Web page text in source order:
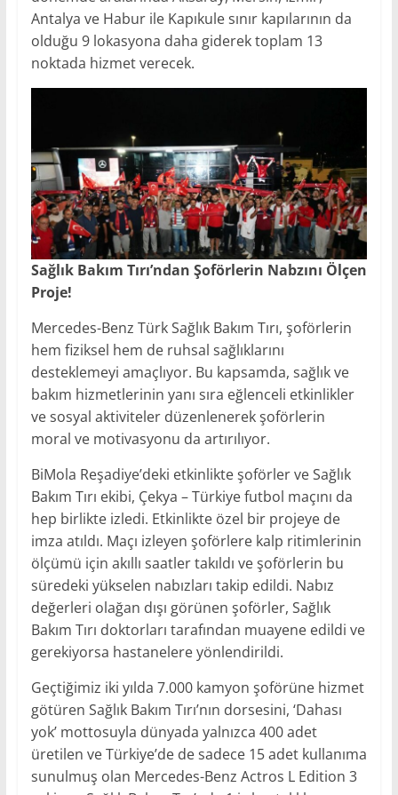
Antalya ve Habur ile Kapıkule sınır kapılarının da
olduğu 9 lokasyona daha giderek toplam 13
noktada hizmet verecek.
Sağlık Bakım Tırı’ndan Şoförlerin Nabzını Ölçen
Proje!
Mercedes-Benz Türk Sağlık Bakım Tırı, şoförlerin
hem fiziksel hem de ruhsal sağlıklarını
desteklemeyi amaçlıyor. Bu kapsamda, sağlık ve
bakım hizmetlerinin yanı sıra eğlenceli etkinlikler
ve sosyal aktiviteler düzenlenerek şoförlerin
moral ve motivasyonu da artırılıyor.
BiMola Reşadiye’deki etkinlikte şoförler ve Sağlık
Bakım Tırı ekibi, Çekya – Türkiye futbol maçını da
hep birlikte izledi. Etkinlikte özel bir projeye de
imza atıldı. Maçı izleyen şoförlere kalp ritimlerinin
ölçümü için akıllı saatler takıldı ve şoförlerin bu
süredeki yükselen nabızları takip edildi. Nabız
değerleri olağan dışı görünen şoförler, Sağlık
Bakım Tırı doktorları tarafından muayene edildi ve
gerekiyorsa hastanelere yönlendirildi.
Geçtiğimiz iki yılda 7.000 kamyon şoförüne hizmet
götüren Sağlık Bakım Tırı’nın dorsesini, ‘Dahası
yok’ mottosuyla dünyada yalnızca 400 adet
üretilen ve Türkiye’de de sadece 15 adet kullanıma
sunulmuş olan Mercedes-Benz Actros L Edition 3